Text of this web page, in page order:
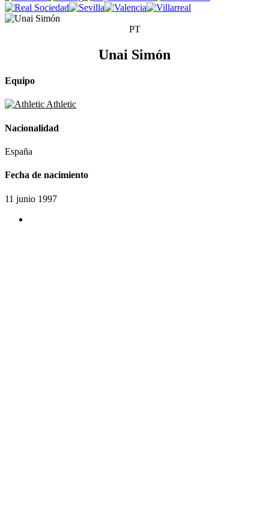
PT
Unai Simón
Equipo
Athletic
Nacionalidad
España
Fecha de nacimiento
11 junio 1997